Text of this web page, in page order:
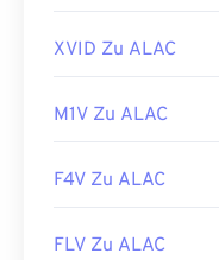
XVID Zu ALAC
M1V Zu ALAC
F4V Zu ALAC
FLV Zu ALAC